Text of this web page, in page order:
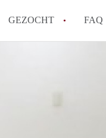
GEZOCHT FAQ